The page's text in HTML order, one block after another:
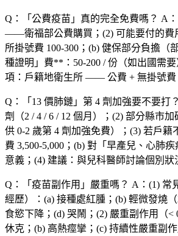
Q：「 公費疫苗 」真的完全免費嗎？ A
——衛福部公費購買；(2) 可能要付的費
所掛號費 100-300；(b) 健保部分負擔 （
種證明」費**：50-200 / 份（如出國需要
項： 戶籍地衛生所 —— 公費 + 無掛號費
Q：「 13 價肺鏈 」第 4 劑加強要不要打？
劑
（2 / 4 / 6 / 12 個月）；(2) 部分縣市加
供 0-2 歲第 4 劑加強免費）；(3) 若戶籍
費 3,500-5,000；(b) 對「 早產兒、心肺疾
意義；(4) 建議 ：與兒科醫師討論個別狀
Q：「 疫苗副作用 」嚴重嗎？ A：(1) 常
經歷）：(a) 接種處紅腫；(b) 輕微發燒
食慾下降；(d) 哭鬧；(2) 嚴重副作用
（
休克；(b) 高熱痙攣；(c) 持續性嚴重副